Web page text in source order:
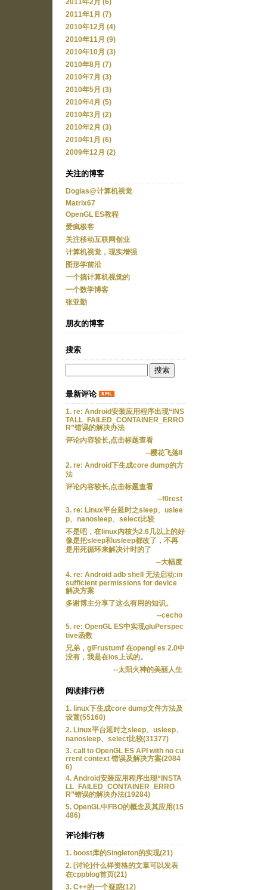
2011年2月 (6)
2011年1月 (7)
2010年12月 (4)
2010年11月 (9)
2010年10月 (3)
2010年8月 (7)
2010年7月 (3)
2010年5月 (3)
2010年4月 (5)
2010年3月 (2)
2010年2月 (3)
2010年1月 (6)
2009年12月 (2)
关注的博客
Doglas@计算机视觉
Matrix67
OpenGL ES教程
爱疯极客
关注移动互联网创业
计算机视觉，现实增强
图形学前沿
一个搞计算机视觉的
一个数学博客
张亚勤
朋友的博客
搜索
最新评论
1. re: Android安装应用程序出现“INS
TALL_FAILED_CONTAINER_ERRO
R”错误的解决办法
评论内容较长,点击标题查看
--樱花飞落ll
2. re: Android下生成core dump的方
法
评论内容较长,点击标题查看
--f0rest
3. re: Linux平台延时之sleep、uslee
p、nanosleep、select比较
不是吧，在linux内核为2.6几以上的好
像是把sleep和usleep都改了，不再
是用死循环来解决计时的了
--大幅度
4. re: Android adb shell 无法启动:in
sufficient permissions for device
解决方案
多谢博主分享了这么有用的知识。
--cecho
5. re: OpenGL ES中实现gluPerspec
tive函数
兄弟，glFrustumf 在opengl es 2.0中
没有，我是在ios上试的。
--太阳火神的美丽人生
阅读排行榜
1. linux下生成core dump文件方法及
设置(55160)
2. Linux平台延时之sleep、usleep、
nanosleep、select比较(31377)
3. call to OpenGL ES API with no cu
rrent context 错误及解决方案(2084
6)
4. Android安装应用程序出现“INSTA
LL_FAILED_CONTAINER_ERRO
R”错误的解决办法(19284)
5. OpenGL中FBO的概念及其应用(15
486)
评论排行榜
1. boost库的Singleton的实现(21)
2. [讨论]什么样资格的文章可以发表
在cppblog首页(21)
3. C++的一个疑惑(12)